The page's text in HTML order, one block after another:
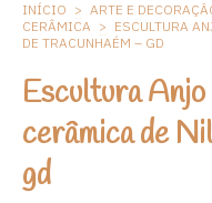
INÍCIO > ARTE E
CERÂMICA > ESCULTURA
DE TRACUNHAÉM – GD
Escultura
cerâmica de
gd